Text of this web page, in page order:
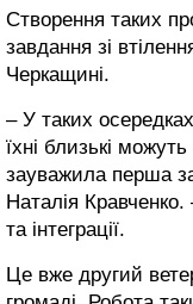
Створення таких
завдання зі
Черкащині.
– У таких
їхні близькі
зауважила перша
Наталія
та інтеграції.
Це вже другий